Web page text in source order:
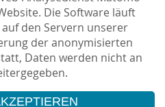
Die Software läuft
den Servern unserer
der anonymisierten
Daten werden nicht an